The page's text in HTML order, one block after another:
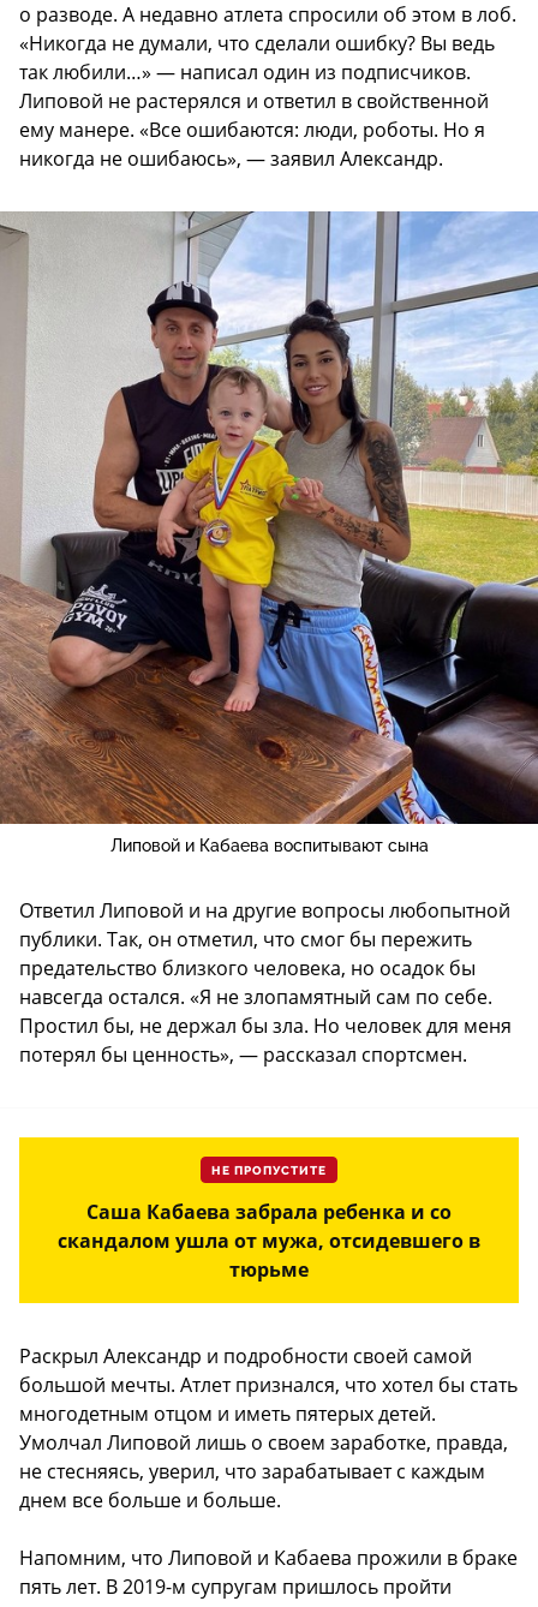
о разводе. А недавно атлета спросили об этом в лоб.
«Никогда не думали, что сделали ошибку? Вы ведь
так любили…» — написал один из подписчиков.
Липовой не растерялся и ответил в свойственной
ему манере. «Все ошибаются: люди, роботы. Но я
никогда не ошибаюсь», — заявил Александр.
Липовой и Кабаева воспитывают сына
Ответил Липовой и на другие вопросы любопытной
публики. Так, он отметил, что смог бы пережить
предательство близкого человека, но осадок бы
навсегда остался. «Я не злопамятный сам по себе.
Простил бы, не держал бы зла. Но человек для меня
потерял бы ценность», — рассказал спортсмен.
НЕ ПРОПУСТИТЕ
Саша Кабаева забрала ребенка и со
скандалом ушла от мужа, отсидевшего в
тюрьме
Раскрыл Александр и подробности своей самой
большой мечты. Атлет признался, что хотел бы стать
многодетным отцом и иметь пятерых детей.
Умолчал Липовой лишь о своем заработке, правда,
не стесняясь, уверил, что зарабатывает с каждым
днем все больше и больше.
Напомним, что Липовой и Кабаева прожили в браке
пять лет. В 2019-м супругам пришлось пройти